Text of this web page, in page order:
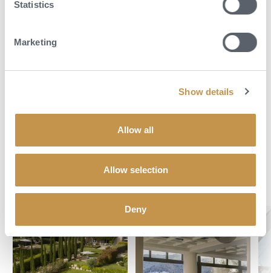
Statistics
Marketing
Show details
Allow all
Allow selection
Deny
místní kulturu, nabízí oblast Cognac možnost návštěvy vinařství a
slavného nápoje. Své tělo si můžete osvěžit v luxusním wellness nebo si
objednat soukromé masáže. Ať už hledáte aktivní odpočinek nebo